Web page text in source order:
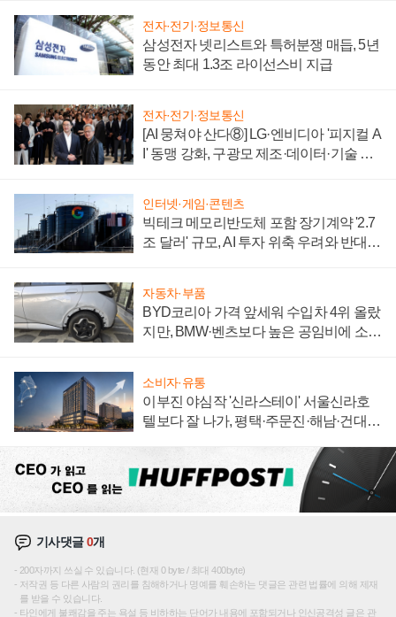
전자·전기·정보통신
삼성전자 넷리스트와 특허분쟁 매듭, 5년
동안 최대 1.3조 라이선스비 지급
전자·전기·정보통신
[AI 뭉쳐야 산다⑧] LG·엔비디아 '피지컬 A
I' 동맹 강화, 구광모 제조·데이터·기술 결
인터넷·게임·콘텐츠
빅테크 메모리반도체 포함 장기계약 '2.7
조 달러' 규모, AI 투자 위축 우려와 반대
자동차·부품
BYD코리아 가격 앞세워 수입차 4위 올랐
지만, BMW·벤츠보다 높은 공임비에 소비
소비자·유통
이부진 야심작 '신라스테이' 서울신라호
텔보다 잘 나가, 평택·주문진·해남·건대로
기사댓글0개
200자까지 쓰실 수 있습니다. (현재 0 byte / 최대 400byte)
저작권 등 다른 사람의 권리를 침해하거나 명예를 훼손하는 댓글은 관련 법률에 의해 제재
를 받을 수 있습니다.
타인에게 불쾌감을 주는 욕설 등 비하하는 단어가 내용에 포함되거나 인신공격성 글은 관